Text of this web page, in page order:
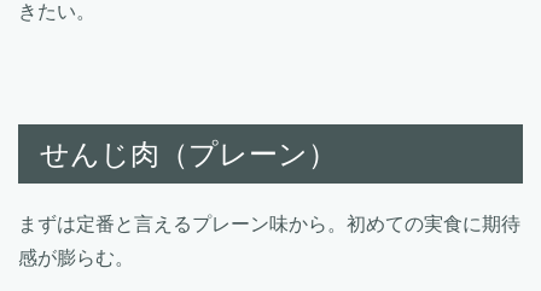
きたい。
せんじ肉（プレーン）
まずは定番と言えるプレーン味から。初めての実食に期待
感が膨らむ。